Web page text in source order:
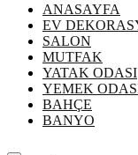
ANASAYFA
EV
SALON
MUTFAK
YATAK ODASI
YEMEK
BAHÇE
BANYO